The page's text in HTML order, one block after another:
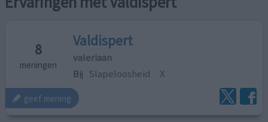
8
meningen
Valdispert
valeriaan
Bij Slapeloosheid X
geef mening